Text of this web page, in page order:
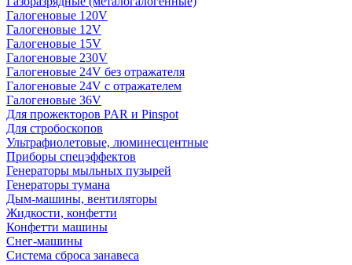
Галогеновые 120V
Галогеновые 12V
Галогеновые 15V
Галогеновые 230V
Галогеновые 24V без отражателя
Галогеновые 24V с отражателем
Галогеновые 36V
Для прожекторов PAR и Pinspot
Для стробоскопов
Ультрафиолетовые, люминесцентные
Приборы спецэффектов
Генераторы мыльных пузырей
Генераторы тумана
Дым-машины, вентиляторы
Жидкости, конфетти
Конфетти машины
Снег-машины
Система сброса занавеса